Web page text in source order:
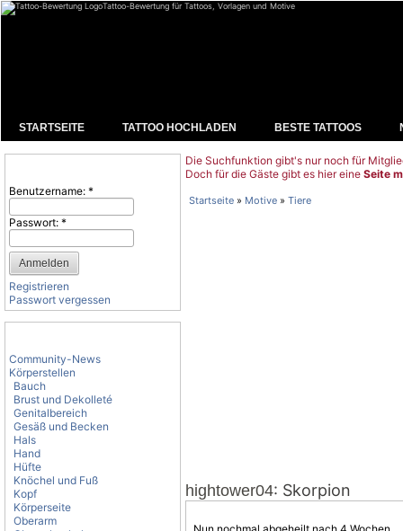
Tattoo-Bewertung für Tattoos, Vorlagen und Motive
STARTSEITE TATTOO HOCHLADEN BESTE TATTOOS
Benutzername: *
Passwort: *
Registrieren
Passwort vergessen
Community-News
Körperstellen
Bauch
Brust und Dekolleté
Genitalbereich
Gesäß und Becken
Hals
Hand
Hüfte
Knöchel und Fuß
Kopf
Körperseite
Oberarm
Die Suchfunktion gibt's nur noch für
Doch für die Gäste gibt es hier eine Seite
Startseite » Motive » Tiere
hightower04: Skorpion